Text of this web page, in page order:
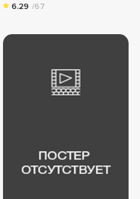
6.29 /67